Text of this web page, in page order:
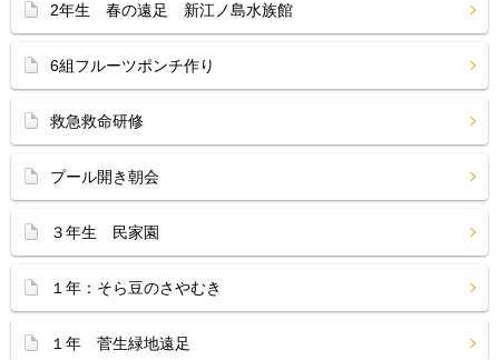
2年生 春の遠足 新江ノ島水族館
6組フルーツポンチ作り
救急救命研修
プール開き朝会
３年生 民家園
１年：そら豆のさやむき
１年 菅生緑地遠足